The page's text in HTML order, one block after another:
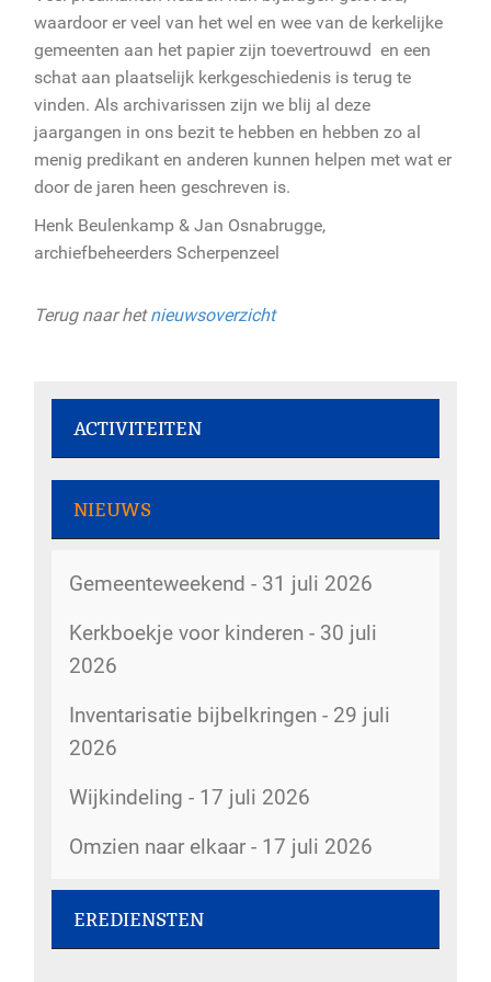
waardoor er veel van het wel en wee van de kerkelijke
gemeenten aan het papier zijn toevertrouwd en een
schat aan plaatselijk kerkgeschiedenis is terug te
vinden. Als archivarissen zijn we blij al deze
jaargangen in ons bezit te hebben en hebben zo al
menig predikant en anderen kunnen helpen met wat er
door de jaren heen geschreven is.
Henk Beulenkamp & Jan Osnabrugge,
archiefbeheerders Scherpenzeel
Terug naar hetnieuwsoverzicht
ACTIVITEITEN
Rommelmarkt - 7 augustus 2026
Dorpsstraat 207
Rommelmarkt - 8 augustus 2026
De kerk is open - 8 augustus 2026
Rommelmarkt - 12 augustus 2026
Kopij kerkbode - 14 augustus 2026
5gemeenten@hervormdscherpenzeel.nl
NIEUWS
Gemeenteweekend - 31 juli 2026
Kerkboekje voor kinderen - 30 juli
2026
Inventarisatie bijbelkringen - 29 juli
2026
Wijkindeling - 17 juli 2026
Omzien naar elkaar - 17 juli 2026
Belijdenis doen - 15 juli 2026
Veranderingen kerkenraad - 3 juli
EREDIENSTEN